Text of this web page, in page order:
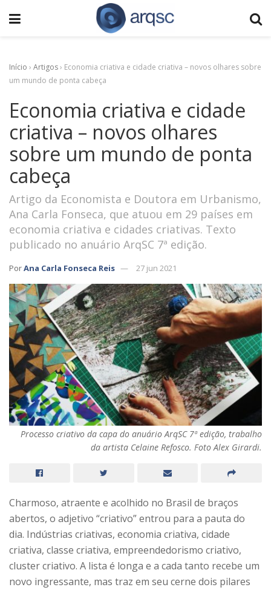
Início › Artigos› Economia criativa e cidade criativa – novos olhares sobre
um mundo de ponta cabeça
Economia criativa e cidade
criativa – novos olhares
sobre um mundo de ponta
cabeça
Artigo da Economista e Doutora em Urbanismo,
Ana Carla Fonseca, que atuou em 29 países em
economia criativa e cidades criativas. Texto
publicado no anuário ArqSC 7ª edição.
PorAna Carla Fonseca Reis 27 jun 2021
Processo criativo da capa do anuário ArqSC 7ª edição, trabalho
da artista Celaine Refosco. Foto Alex Girardi.
Charmoso, atraente e acolhido no Brasil de braços
abertos, o adjetivo “criativo” entrou para a pauta do
dia. Indústrias criativas, economia criativa, cidade
criativa, classe criativa, empreendedorismo criativo,
cluster criativo. A lista é longa e a cada tanto recebe um
novo ingressante, mas traz em seu cerne dois pilares